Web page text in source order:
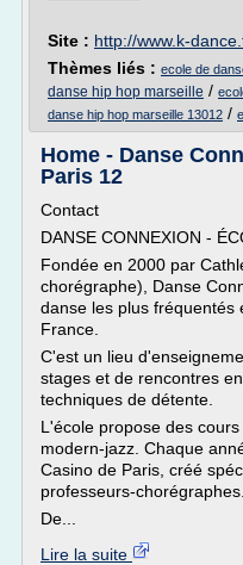
Site : http://www.k-
Thèmes liés : ecole de
danse hip hop marseille /
danse hip hop marseille 13012 /
Home - Danse
Paris 12
Contact
DANSE CONNEXION -
Fondée en 2000 par
chorégraphe), Danse
danse les plus fréquentés
France.
C'est un lieu
stages et de rencontres
techniques de détente.
L'école propose des
modern-jazz. Chaque
Casino de Paris, créé
professeurs-chorégraphes.
De...
Lire la suite